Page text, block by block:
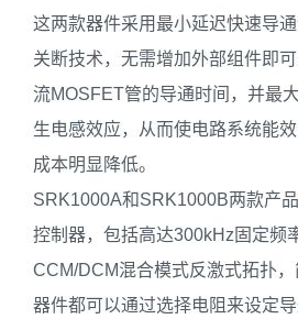
这两款器件采用最小延迟快速导
关断技术，无需增加外部组件即
流MOSFET管的导通时间，并最
生电感效应，从而使电路系统能
成本明显降低。
SRK1000A和SRK1000B两款产
控制器，包括高达300kHz固定频
CCM/DCM混合模式反激式拓扑
器件都可以通过选择电阻来设定